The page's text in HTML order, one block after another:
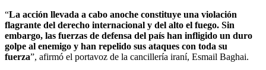
“La acción llevada a cabo anoche constituye una violación
flagrante del derecho internacional y del alto el fuego. Sin
embargo, las fuerzas de defensa del país han infligido un duro
golpe al enemigo y han repelido sus ataques con toda su
fuerza”, afirmó el portavoz de la cancillería iraní, Esmail Baghai.